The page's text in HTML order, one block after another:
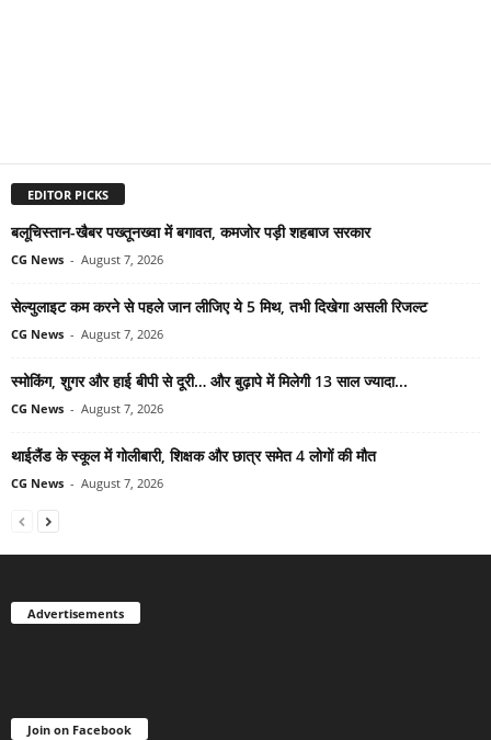
EDITOR PICKS
बलूचिस्तान-खैबर पख्तूनख्वा में बगावत, कमजोर पड़ी शहबाज सरकार
CG News - August 7, 2026
सेल्युलाइट कम करने से पहले जान लीजिए ये 5 मिथ, तभी दिखेगा असली रिजल्ट
CG News - August 7, 2026
स्मोकिंग, शुगर और हाई बीपी से दूरी… और बुढ़ापे में मिलेगी 13 साल ज्यादा...
CG News - August 7, 2026
थाईलैंड के स्कूल में गोलीबारी, शिक्षक और छात्र समेत 4 लोगों की मौत
CG News - August 7, 2026
Advertisements
Join on Facebook